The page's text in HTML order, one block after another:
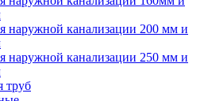
канализации 200 мм и
канализации 250 мм и
труб